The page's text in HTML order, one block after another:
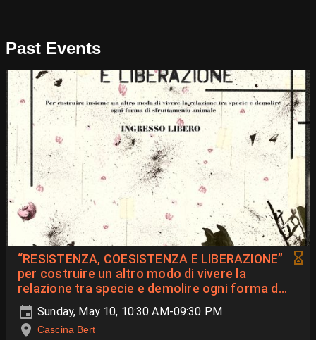
Past Events
“RESISTENZA, COESISTENZA E LIBERAZIONE”
per costruire un altro modo di vivere la
relazione tra specie e demolire ogni forma di
sfruttamento animale.
Sunday, May 10, 10:30 AM-09:30 PM
Cascina Bert